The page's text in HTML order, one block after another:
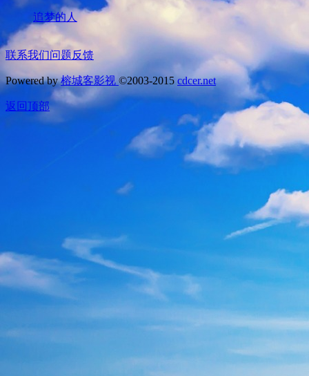
追梦的人
联系我们问题反馈
Powered by榕城客影视©2003-2015cdcer.net
返回顶部